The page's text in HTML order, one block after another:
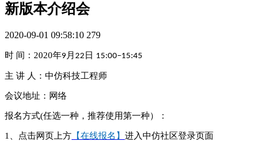
新版本介绍会
2020-09-01 09:58:10 279
时 间： 2020年9 月 22 日 15:00–15:45
主 讲 人：中仿科技工程师
会议地址：网络
报名方式(任选一种，推荐使用第一种）：
1 、点击网页上方 【在线报名】 进入中仿社区登录页面